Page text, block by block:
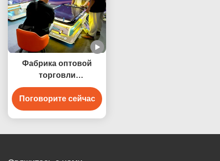
Фабрика оптовой
торговли
помещенными
спортивными
развлечениями 3D
реальность Бильярд
Поговорите сейчас